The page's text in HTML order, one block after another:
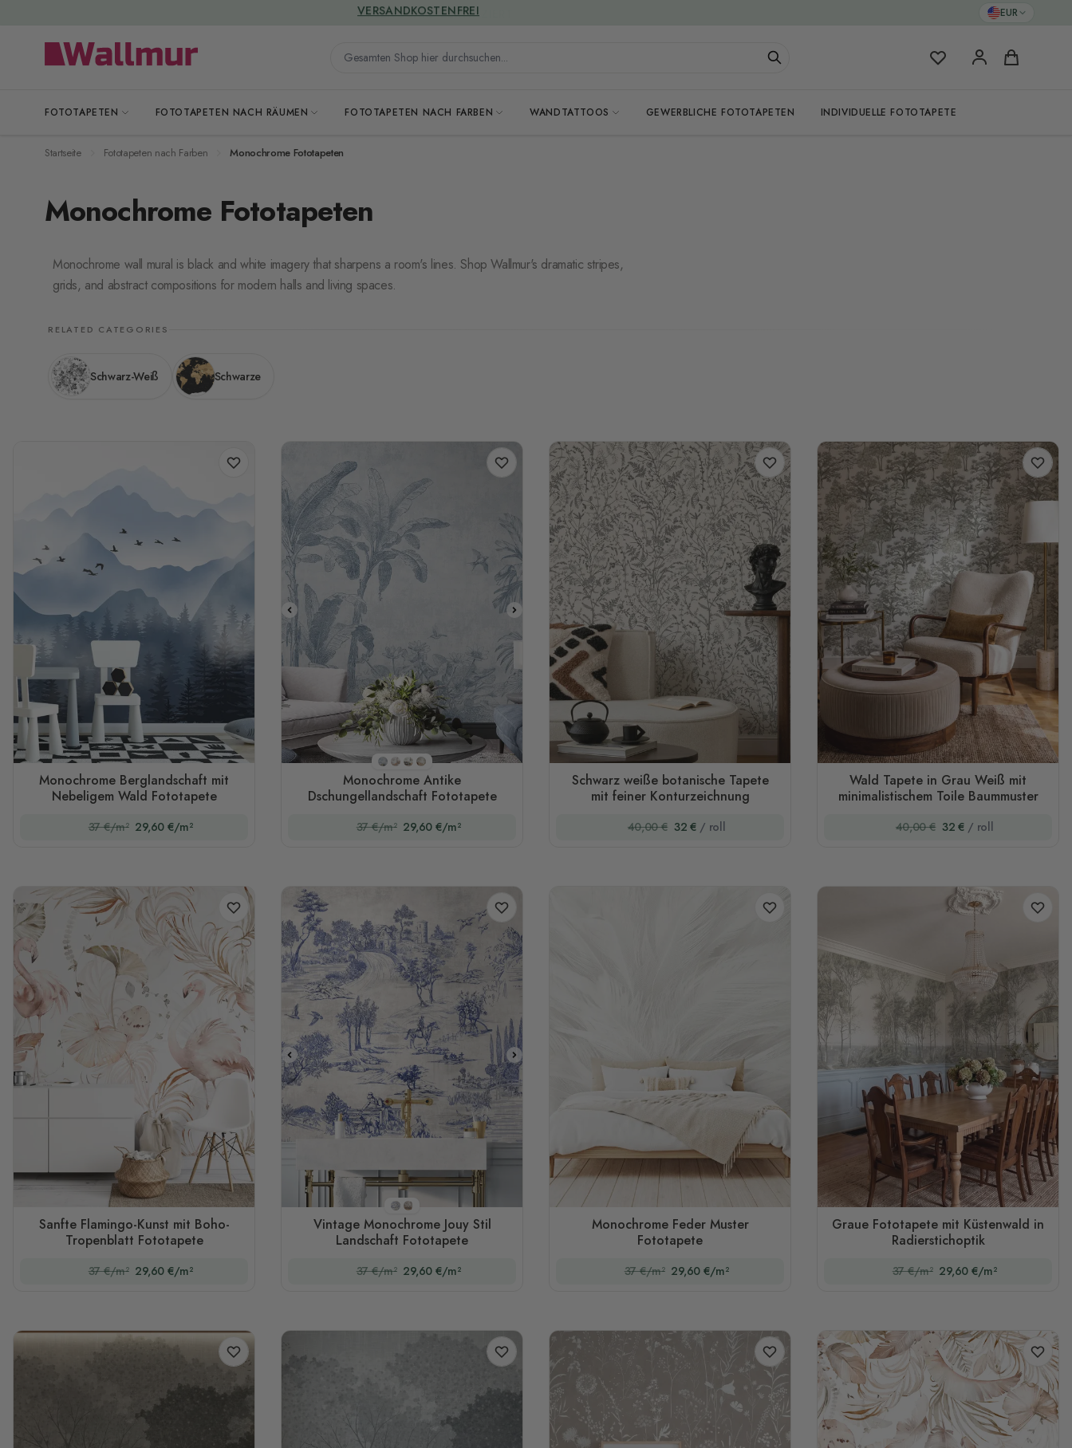
EUR
Gesamten Shop hier durchsuchen... Meine FavoritenWarenkorb
FOTOTAPETEN FOTOTAPETEN NACH RÄUMEN FOTOTAPETEN NACH FARBEN WANDTATTOOS GEWERBLICHE FOTOTAPETEN INDIVIDUELLE FOTOTAPETE
GREENGUARD ZERTIFIZIERT
Startseite Fototapeten nach Farben Monochrome Fototapeten
Monochrome Fototapeten
Monochrome wall mural is black and white imagery that sharpens a room's lines. Shop Wallmur's dramatic stripes,
grids, and abstract compositions for modern halls and living spaces.
RELATED CATEGORIES
Schwarz-Weiß Schwarze
Monochrome Berglandschaft mit
Nebeligem Wald Fototapete
37 €/m² 29,60 €/m²
Stil 1Stil 2Stil 3Stil 4
Monochrome Antike
Dschungellandschaft Fototapete
37 €/m² 29,60 €/m²
Schwarz weiße botanische Tapete
mit feiner Konturzeichnung
40,00 € 32 € / roll
Wald Tapete in Grau Weiß mit
minimalistischem Toile Baummuster
40,00 € 32 € / roll
Sanfte Flamingo-Kunst mit Boho-
Tropenblatt Fototapete
37 €/m² 29,60 €/m²
Stil 1Stil 2
Vintage Monochrome Jouy Stil
Landschaft Fototapete
37 €/m² 29,60 €/m²
Monochrome Feder Muster
Fototapete
37 €/m² 29,60 €/m²
Graue Fototapete mit Küstenwald in
Radierstichoptik
37 €/m² 29,60 €/m²